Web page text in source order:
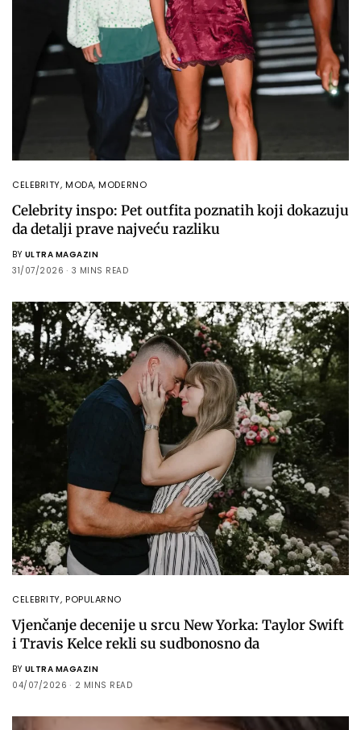
CELEBRITY,MODA,MODERNO
Celebrity inspo: Pet outfita poznatih koji dokazuju
da detalji prave najveću razliku
BY ULTRA MAGAZIN
31/07/2026
3 MINS READ
CELEBRITY,POPULARNO
Vjenčanje decenije u srcu New Yorka: Taylor Swift
i Travis Kelce rekli su sudbonosno da
BY ULTRA MAGAZIN
04/07/2026
2 MINS READ